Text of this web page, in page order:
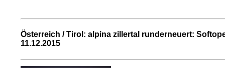
Österreich / Tirol: alpina zillertal runderneuert:
11.12.2015